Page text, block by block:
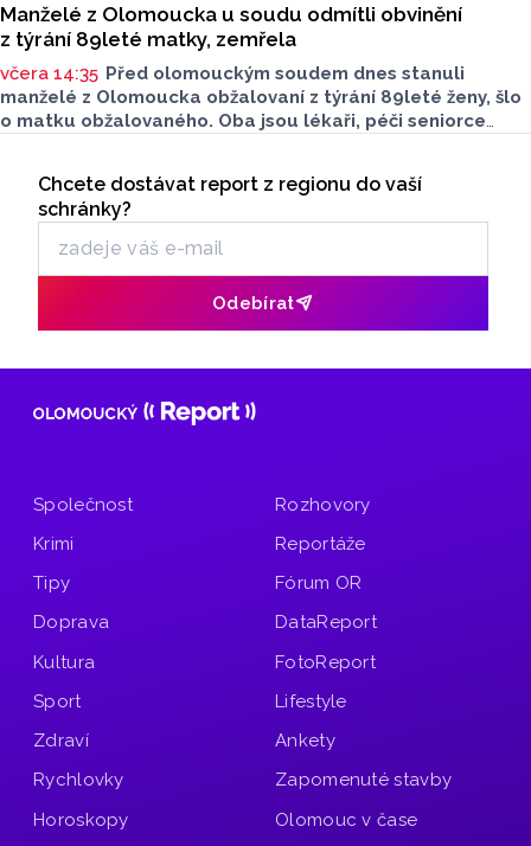
Manželé z Olomoucka u soudu odmítli obvinění
z týrání 89leté matky, zemřela
včera 14:35 Před olomouckým soudem dnes stanuli
manželé z Olomoucka obžalovaní z týrání 89leté ženy, šlo
o matku obžalovaného. Oba jsou lékaři, péči seniorce
způsobený proleženinami čtvrtého stupně. Po smrti znalci
zjistili, že měla zlomená žebra, obratle i nos. Lékaři
se bránili tím, že zlomeniny mohly vzniknout při resuscitaci
po mrtvici nebo sesunutím z postele. Oba vinu popřeli.
Odběr newsletteru
Chcete dostávat report z regionu do vaší
schránky?
Odebírat
Společnost
Krimi
Tipy
Doprava
Kultura
Sport
Zdraví
Rychlovky
Horoskopy
Rozhovory
Reportáže
Fórum OR
DataReport
FotoReport
Lifestyle
Ankety
Zapomenuté stavby
Olomouc v čase